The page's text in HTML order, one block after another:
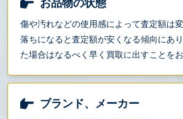
お品物の状態
傷や汚れなどの使用感によって査定額は
落ちになると査定額が安くなる傾向にあ
た場合はなるべく早く買取に出すことを
ブランド、メーカー